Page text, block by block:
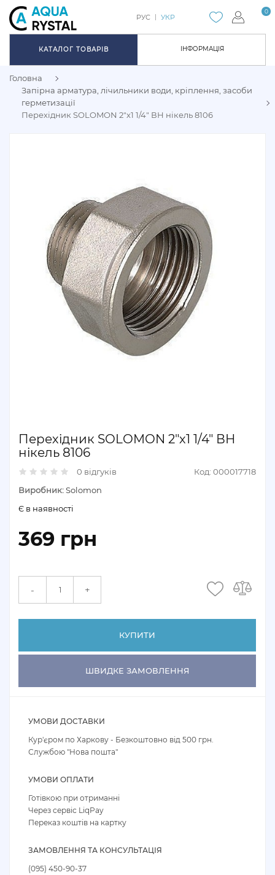
ІНФОРМАЦІЯ
0
РУС УКР
КАТАЛОГ ТОВАРІВ
Головна
Запірна арматура, лічильники води, кріплення, засоби
герметизації
Перехідник SOLOMON 2"х1 1/4" ВН нікель 8106
Перехідник SOLOMON 2"х1 1/4" ВН
нікель 8106
0 відгуків
Код: 000017718
Виробник:Solomon
Є в наявності
369 грн
- +
КУПИТИ
ШВИДКЕ ЗАМОВЛЕННЯ
УМОВИ ДОСТАВКИ
Кур'єром по Харкову - Безкоштовно від 500 грн.
Службою "Нова пошта"
УМОВИ ОПЛАТИ
Готівкою при отриманні
Через сервіс LiqPay
Переказ коштів на картку
ЗАМОВЛЕННЯ ТА КОНСУЛЬТАЦІЯ
(095) 450-90-37